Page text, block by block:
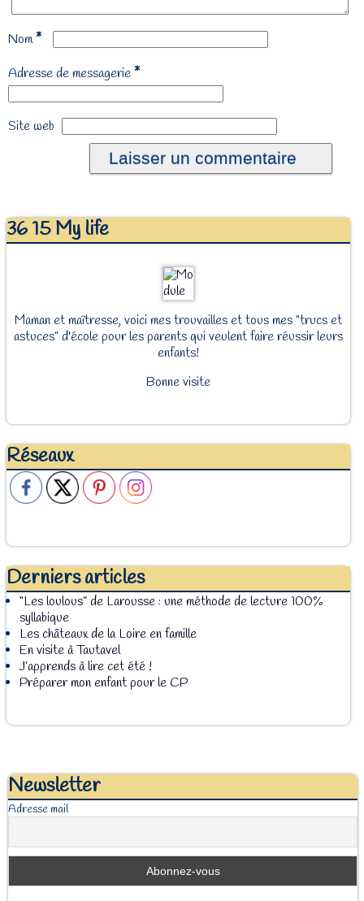
Nom*
Adresse de messagerie*
Site web
36 15 My life
Maman et maîtresse, voici mes trouvailles et tous mes "trucs et
astuces" d'école pour les parents qui veulent faire réussir leurs
enfants!
Bonne visite
Réseaux
Derniers articles
“Les loulous” de Larousse : une méthode de lecture 100%
syllabique
Les châteaux de la Loire en famille
En visite à Tautavel
J’apprends à lire cet été !
Préparer mon enfant pour le CP
Newsletter
Adresse mail